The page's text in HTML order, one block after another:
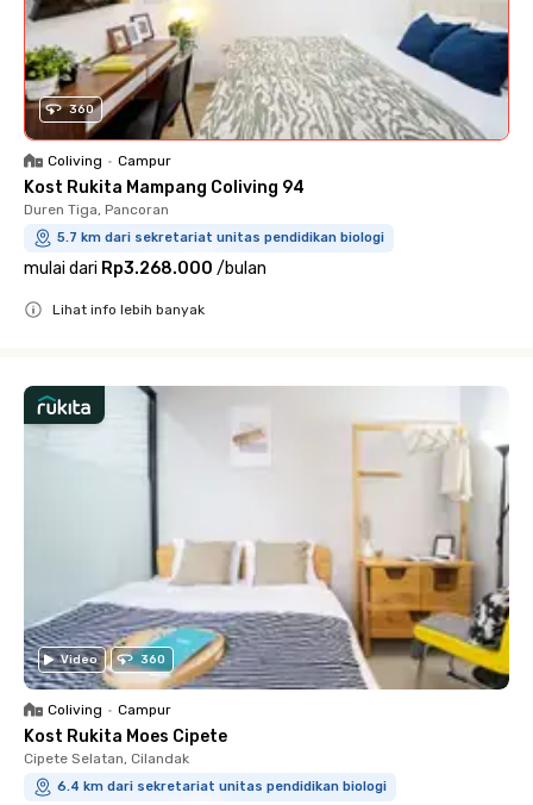
360
Coliving • Campur
Kost Rukita Mampang Coliving 94
Duren Tiga, Pancoran
5.7 km dari sekretariat unitas pendidikan biologi
mulai dari Rp3.268.000 /bulan
Lihat info lebih banyak
Video 360
Coliving • Campur
Kost Rukita Moes Cipete
Cipete Selatan, Cilandak
6.4 km dari sekretariat unitas pendidikan biologi